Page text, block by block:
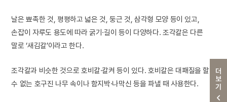
더보기
날은 뾰족한 것, 평평하고 넓은 것, 둥근 것, 삼각형 모양 등이 있고,
손잡이 자루도 용도에 따라 굵기·길이 등이 다양하다. 조각칼은 다른
말로 ‘새김칼’이라고 한다.
조각칼과 비슷한 것으로 호비칼·칼켜 등이 있다. 호비칼은 대패질을 할
수 없는 호구진 나무 속이나 함지박·나막신 등을 파낼 때 사용한다.